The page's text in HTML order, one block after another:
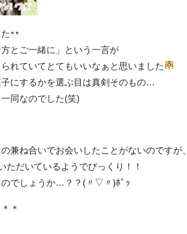
とご一緒に」という一言が
れていてとてもいいなぁと思いました
にするかを選ぶ目は真剣そのもの…
同なのでした(笑)
兼ね合いでお会いしたことがないのですが、
ただいているようでびっくり！！
のでしょうか…？？(〃▽〃)ﾎﾟｯ
＊